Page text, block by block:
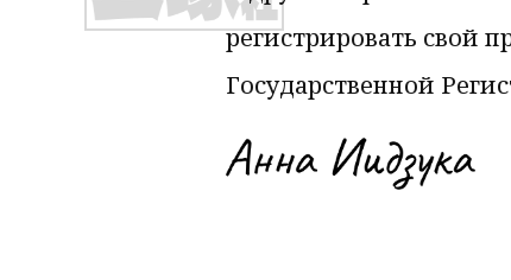
регистрировать свой
Государственной